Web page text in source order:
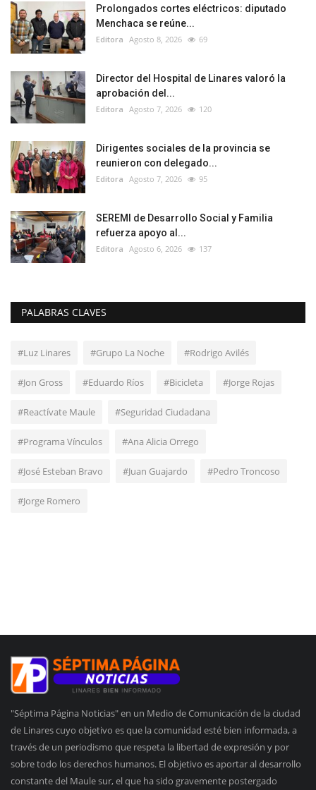
Prolongados cortes eléctricos: diputado
Menchaca se reúne...
Editora Agosto 8, 2026 69
Director del Hospital de Linares valoró la
aprobación del...
Editora Agosto 7, 2026 120
Dirigentes sociales de la provincia se
reunieron con delegado...
Editora Agosto 7, 2026 95
SEREMI de Desarrollo Social y Familia
refuerza apoyo al...
Editora Agosto 6, 2026 137
PALABRAS CLAVES
#Luz Linares #Grupo La Noche #Rodrigo Avilés
#Jon Gross #Eduardo Ríos #Bicicleta #Jorge Rojas
#Reactívate Maule #Seguridad Ciudadana
#Programa Vínculos #Ana Alicia Orrego
#José Esteban Bravo #Juan Guajardo #Pedro Troncoso
#Jorge Romero
"Séptima Página Noticias" en un Medio de Comunicación de la ciudad
de Linares cuyo objetivo es que la comunidad esté bien informada, a
través de un periodismo que respeta la libertad de expresión y por
sobre todo los derechos humanos. El objetivo es aportar al desarrollo
constante del Maule sur, el que ha sido gravemente postergado